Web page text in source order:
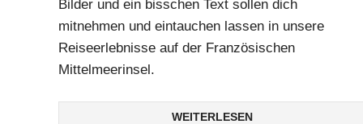
Bilder und ein bisschen Text sollen dich
mitnehmen und eintauchen lassen in unsere
Reiseerlebnisse auf der Französischen
Mittelmeerinsel.
WEITERLESEN